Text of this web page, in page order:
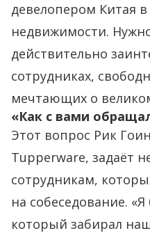
девелопером Китая
недвижимости.
действительно
сотрудниках,
мечтающих о
«Как с вами
Этот вопрос Рик
Tupperware, задаёт
сотрудникам,
на собеседование.
который забирал